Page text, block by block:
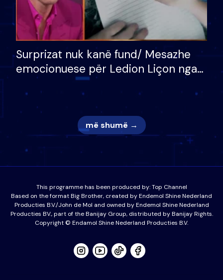
Surprizat nuk kanë fund/ Mesazhe
emocionuese për Ledion Liçon nga
nëna dhe fëmijët e tij, moderatori
nuk i mban dot lotët: Nuk meritoj…
më shumë →
This programme has been produced by:Top Channel
Based on the format Big Brother, created by Endemol Shine Nederland
Producties B.V./John de Mol and owned by Endemol Shine Nederland
Producties BV., part of the Banijay Group, distributed by Banijay Rights.
Copyright © Endamol Shine Nederland Producties B.V.